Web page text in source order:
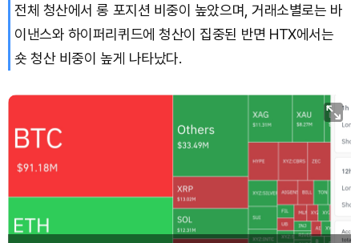
전체 청산에서 롱 포지션 비중이 높았으며, 거래소별로는 바
이낸스와 하이퍼리퀴드에 청산이 집중된 반면 HTX에서는
숏 청산 비중이 높게 나타났다.